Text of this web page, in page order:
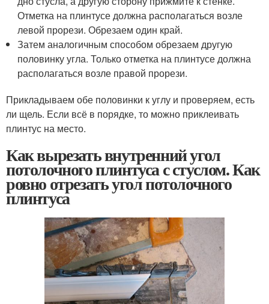
Отметка на плинтусе должна располагаться возле
левой прорези. Обрезаем один край.
Затем аналогичным способом обрезаем другую
половинку угла. Только отметка на плинтусе должна
располагаться возле правой прорези.
Прикладываем обе половинки к углу и проверяем, есть
ли щель. Если всё в порядке, то можно приклеивать
плинтус на место.
Как вырезать внутренний угол
потолочного плинтуса с стуслом. Как
ровно отрезать угол потолочного
плинтуса